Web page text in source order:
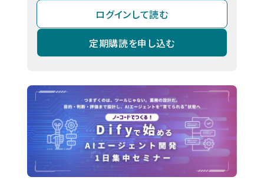
ログインして読む
定期購読を申し込む